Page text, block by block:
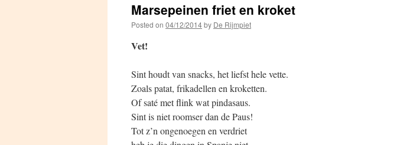
Marsepeinen friet en kroket
Posted on 04/12/2014by De Rijmpiet
Vet!
Sint houdt van snacks, het liefst hele vette.
Zoals patat, frikadellen en kroketten.
Of saté met flink wat pindasaus.
Sint is niet roomser dan de Paus!
Tot z’n ongenoegen en verdriet